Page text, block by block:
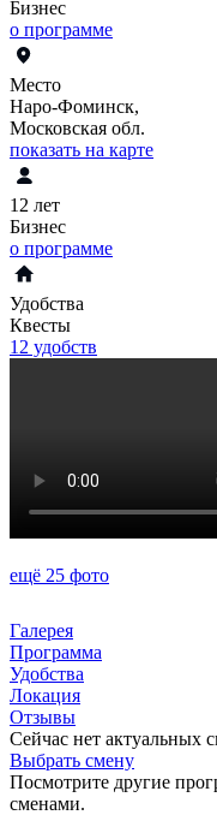
Бизнес
о программе
Место
Наро-Фоминск,
Московская обл.
показать на карте
12 лет
Бизнес
о программе
Удобства
Квесты
12 удобств
ещё 25 фото
Галерея
Программа
Удобства
Локация
Отзывы
Сейчас нет актуальных
Выбрать смену
Посмотрите другие
сменами.